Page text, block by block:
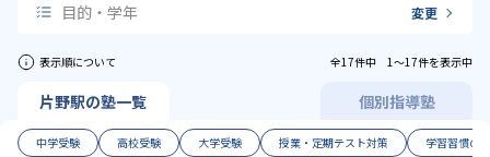
目的・学年 変更
表示順について 全17件中 1〜17件を表示中
片野駅の塾一覧 個別指導塾
中学受験 高校受験 大学受験 授業・定期テスト対策 学習習慣の